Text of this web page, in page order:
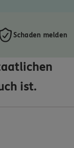
Schaden melden
ist.